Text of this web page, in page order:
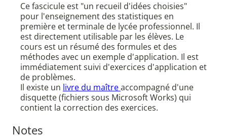
Ce fascicule est "un recueil d'idées choisies"
pour l'enseignement des statistiques en
première et terminale de lycée professionnel. Il
est directement utilisable par les élèves. Le
cours est un résumé des formules et des
méthodes avec un exemple d'application. Il est
immédiatement suivi d'exercices d'application et
de problèmes.
Il existe un livre du maîtreaccompagné d'une
disquette (fichiers sous Microsoft Works) qui
contient la correction des exercices.
Notes